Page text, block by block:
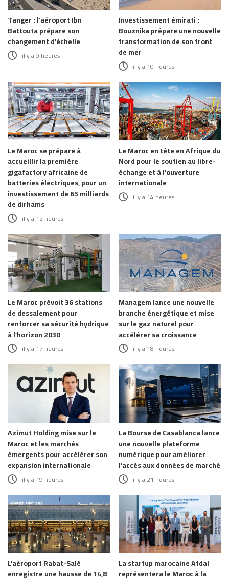
Tanger : l’aéroport Ibn
Battouta prépare son
changement d’échelle
il y a 9 heures
Investissement émirati :
Bouznika prépare une nouvelle
transformation de son front
de mer
il y a 10 heures
Le Maroc se prépare à
accueillir la première
gigafactory africaine de
batteries électriques, pour un
investissement de 65 milliards
de dirhams
il y a 12 heures
Le Maroc en tête en Afrique du
Nord pour le soutien au libre-
échange et à l’ouverture
internationale
il y a 14 heures
Le Maroc prévoit 36 stations
de dessalement pour
renforcer sa sécurité hydrique
à l’horizon 2030
il y a 17 heures
Managem lance une nouvelle
branche énergétique et mise
sur le gaz naturel pour
accélérer sa croissance
il y a 18 heures
Azimut Holding mise sur le
Maroc et les marchés
émergents pour accélérer son
expansion internationale
il y a 19 heures
La Bourse de Casablanca lance
une nouvelle plateforme
numérique pour améliorer
l’accès aux données de marché
il y a 21 heures
L’aéroport Rabat-Salé
enregistre une hausse de 14,8
La startup marocaine Afdal
représentera le Maroc à la